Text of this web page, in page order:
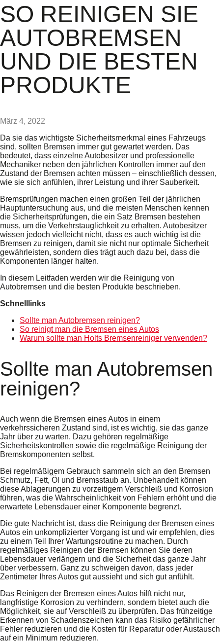
SO REINIGEN SIE
AUTOBREMSEN
UND DIE BESTEN
PRODUKTE
März 4, 2022
Da sie das wichtigste Sicherheitsmerkmal eines Fahrzeugs
sind, sollten Bremsen immer gut gewartet werden. Das
bedeutet, dass einzelne Autobesitzer und professionelle
Mechaniker neben den jährlichen Kontrollen immer auf den
Zustand der Bremsen achten müssen – einschließlich dessen,
wie sie sich anfühlen, ihrer Leistung und ihrer Sauberkeit.
Bremsprüfungen machen einen großen Teil der jährlichen
Hauptuntersuchung aus, und die meisten Menschen kennen
die Sicherheitsprüfungen, die ein Satz Bremsen bestehen
muss, um die Verkehrstauglichkeit zu erhalten. Autobesitzer
wissen jedoch vielleicht nicht, dass es auch wichtig ist die
Bremsen zu reinigen, damit sie nicht nur optimale Sicherheit
gewährleisten, sondern dies trägt auch dazu bei, dass die
Komponenten länger halten.
In diesem Leitfaden werden wir die Reinigung von
Autobremsen und die besten Produkte beschrieben.
Schnelllinks
Sollte man Autobremsen reinigen?
So reinigt man die Bremsen eines Autos
Warum sollte man Holts Bremsenreiniger verwenden?
Sollte man Autobremsen
reinigen?
Auch wenn die Bremsen eines Autos in einem
verkehrssicheren Zustand sind, ist es wichtig, sie das ganze
Jahr über zu warten. Dazu gehören regelmäßige
Sicherheitskontrollen sowie die regelmäßige Reinigung der
Bremskomponenten selbst.
Bei regelmäßigem Gebrauch sammeln sich an den Bremsen
Schmutz, Fett, Öl und Bremsstaub an. Unbehandelt können
diese Ablagerungen zu vorzeitigem Verschleiß und Korrosion
führen, was die Wahrscheinlichkeit von Fehlern erhöht und die
erwartete Lebensdauer einer Komponente begrenzt.
Die gute Nachricht ist, dass die Reinigung der Bremsen eines
Autos ein unkomplizierter Vorgang ist und wir empfehlen, dies
zu einem Teil Ihrer Wartungsroutine zu machen. Durch
regelmäßiges Reinigen der Bremsen können Sie deren
Lebensdauer verlängern und die Sicherheit das ganze Jahr
über verbessern. Ganz zu schweigen davon, dass jeder
Zentimeter Ihres Autos gut aussieht und sich gut anfühlt.
Das Reinigen der Bremsen eines Autos hilft nicht nur,
langfristige Korrosion zu verhindern, sondern bietet auch die
Möglichkeit, sie auf Verschleiß zu überprüfen. Das frühzeitige
Erkennen von Schadenszeichen kann das Risiko gefährlicher
Fehler reduzieren und die Kosten für Reparatur oder Austausch
auf ein Minimum reduzieren.